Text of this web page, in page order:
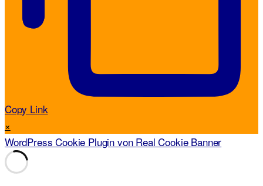
Copy Link
×
WordPress Cookie Plugin von Real Cookie Banner